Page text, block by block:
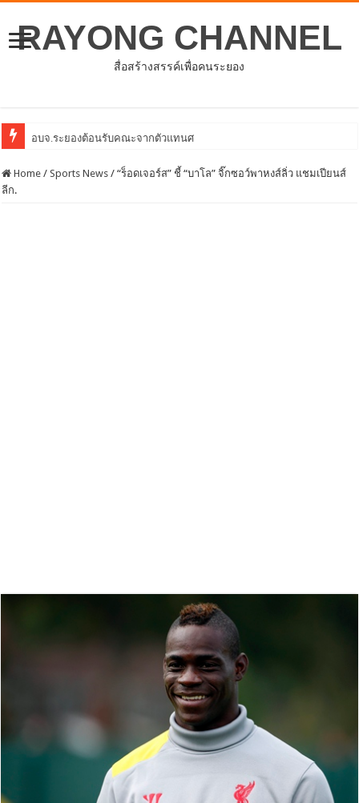
RAYONG CHANNEL
สื่อสร้างสรรค์เพื่อคนระยอง
อบจ.ระยองต้อนรับคณะจากตัวแทนศูนย์ธุรกิจจีน – อาเซียน (CABC)
Home / Sports News / “ร็อดเจอร์ส” ชี้ “บาโล” จิ๊กซอว์พาหงส์ลิ่ว แชมเปียนส์
ลีก.